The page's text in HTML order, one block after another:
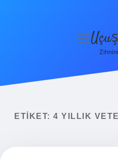
Yasal Uyarı
menüyü
ETIKET: 4 YILLIK